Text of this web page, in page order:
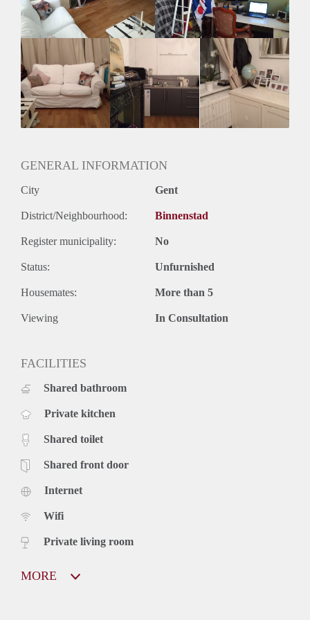
maar te delen met twee andere studenten.
Mocht je geinteresseerd zijn eens te komen kijken, stuur dan
zeker een berichtje. Keep in mind: enkel studenten en geen
domicilie mogelijk
GENERAL INFORMATION
City Gent
District/Neighbourhood: Binnenstad
Register municipality: No
Status: Unfurnished
Housemates: More than 5
Viewing In Consultation
FACILITIES
Shared bathroom
Private kitchen
Shared toilet
Shared front door
Internet
Wifi
Private living room
MORE